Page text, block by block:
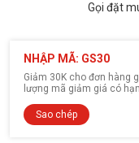
Gọi đặt
NHẬP MÃ: GS30
Giảm 30K cho đơn hàng
lượng mã giảm giá có
Sao chép